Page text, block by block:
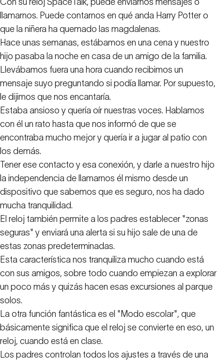
llamarnos. Puede contarnos en qué anda Harry Potter o
que la niñera ha quemado las magdalenas.
Hace unas semanas, estábamos en una cena y nuestro
hijo pasaba la noche en casa de un amigo de la familia.
Llevábamos fuera una hora cuando recibimos un
mensaje suyo preguntando si podía llamar. Por supuesto,
le dijimos que nos encantaría.
Estaba ansioso y quería oír nuestras voces. Hablamos
con él un rato hasta que nos informó de que se
encontraba mucho mejor y quería ir a jugar al patio con
los demás.
Tener ese contacto y esa conexión, y darle a nuestro hijo
la independencia de llamarnos él mismo desde un
dispositivo que sabemos que es seguro, nos ha dado
mucha tranquilidad.
El reloj también permite a los padres establecer "zonas
seguras" y enviará una alerta si su hijo sale de una de
estas zonas predeterminadas.
Esta característica nos tranquiliza mucho cuando está
con sus amigos, sobre todo cuando empiezan a explorar
un poco más y quizás hacen esas excursiones al parque
solos.
La otra función fantástica es el "Modo escolar", que
básicamente significa que el reloj se convierte en eso, un
reloj, cuando está en clase.
Los padres controlan todos los ajustes a través de una